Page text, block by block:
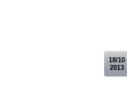
18/10
2013